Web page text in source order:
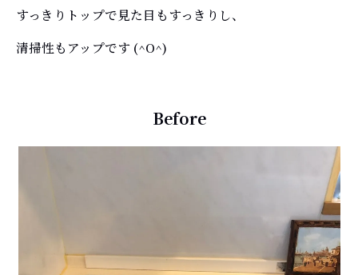
すっきりトップで見た目もすっきりし、
清掃性もアップです (^O^)
Before